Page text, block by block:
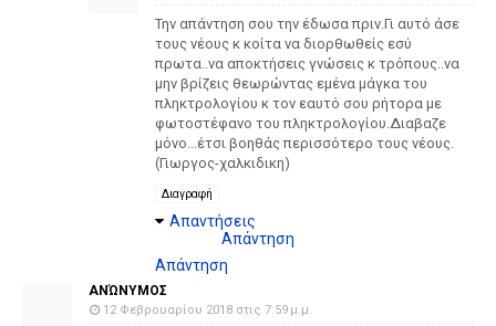
Την απάντηση σου την έδωσα πριν.Γι αυτό άσε
τους νέους κ κοίτα να διορθωθείς εσύ
πρωτα..να αποκτήσεις γνώσεις κ τρόπους..να
μην βρίζεις θεωρώντας εμένα μάγκα του
πληκτρολογίου κ τον εαυτό σου ρήτορα με
φωτοστέφανο του πληκτρολογίου.Διαβαζε
μόνο...έτσι βοηθάς περισσότερο τους νέους.
(Γιωργος-χαλκιδικη)
Διαγραφή
Απαντήσεις
Απάντηση
Απάντηση
ΑΝΏΝΥΜΟΣ
12 Φεβρουαρίου 2018 στις 7:59 μ.μ.